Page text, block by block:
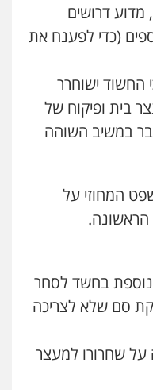
מעצרים וחקירות
אסירים
מעצרים וחקירות
מנהלי עתירות
דרושים
(כדי לפענח את
החשוד ישוחרר
בית ופיקוח של
במשיב השוהה
המחוזי על
בחשד לסחר
החזקת סם שלא לצריכה
שחרורו למעצר